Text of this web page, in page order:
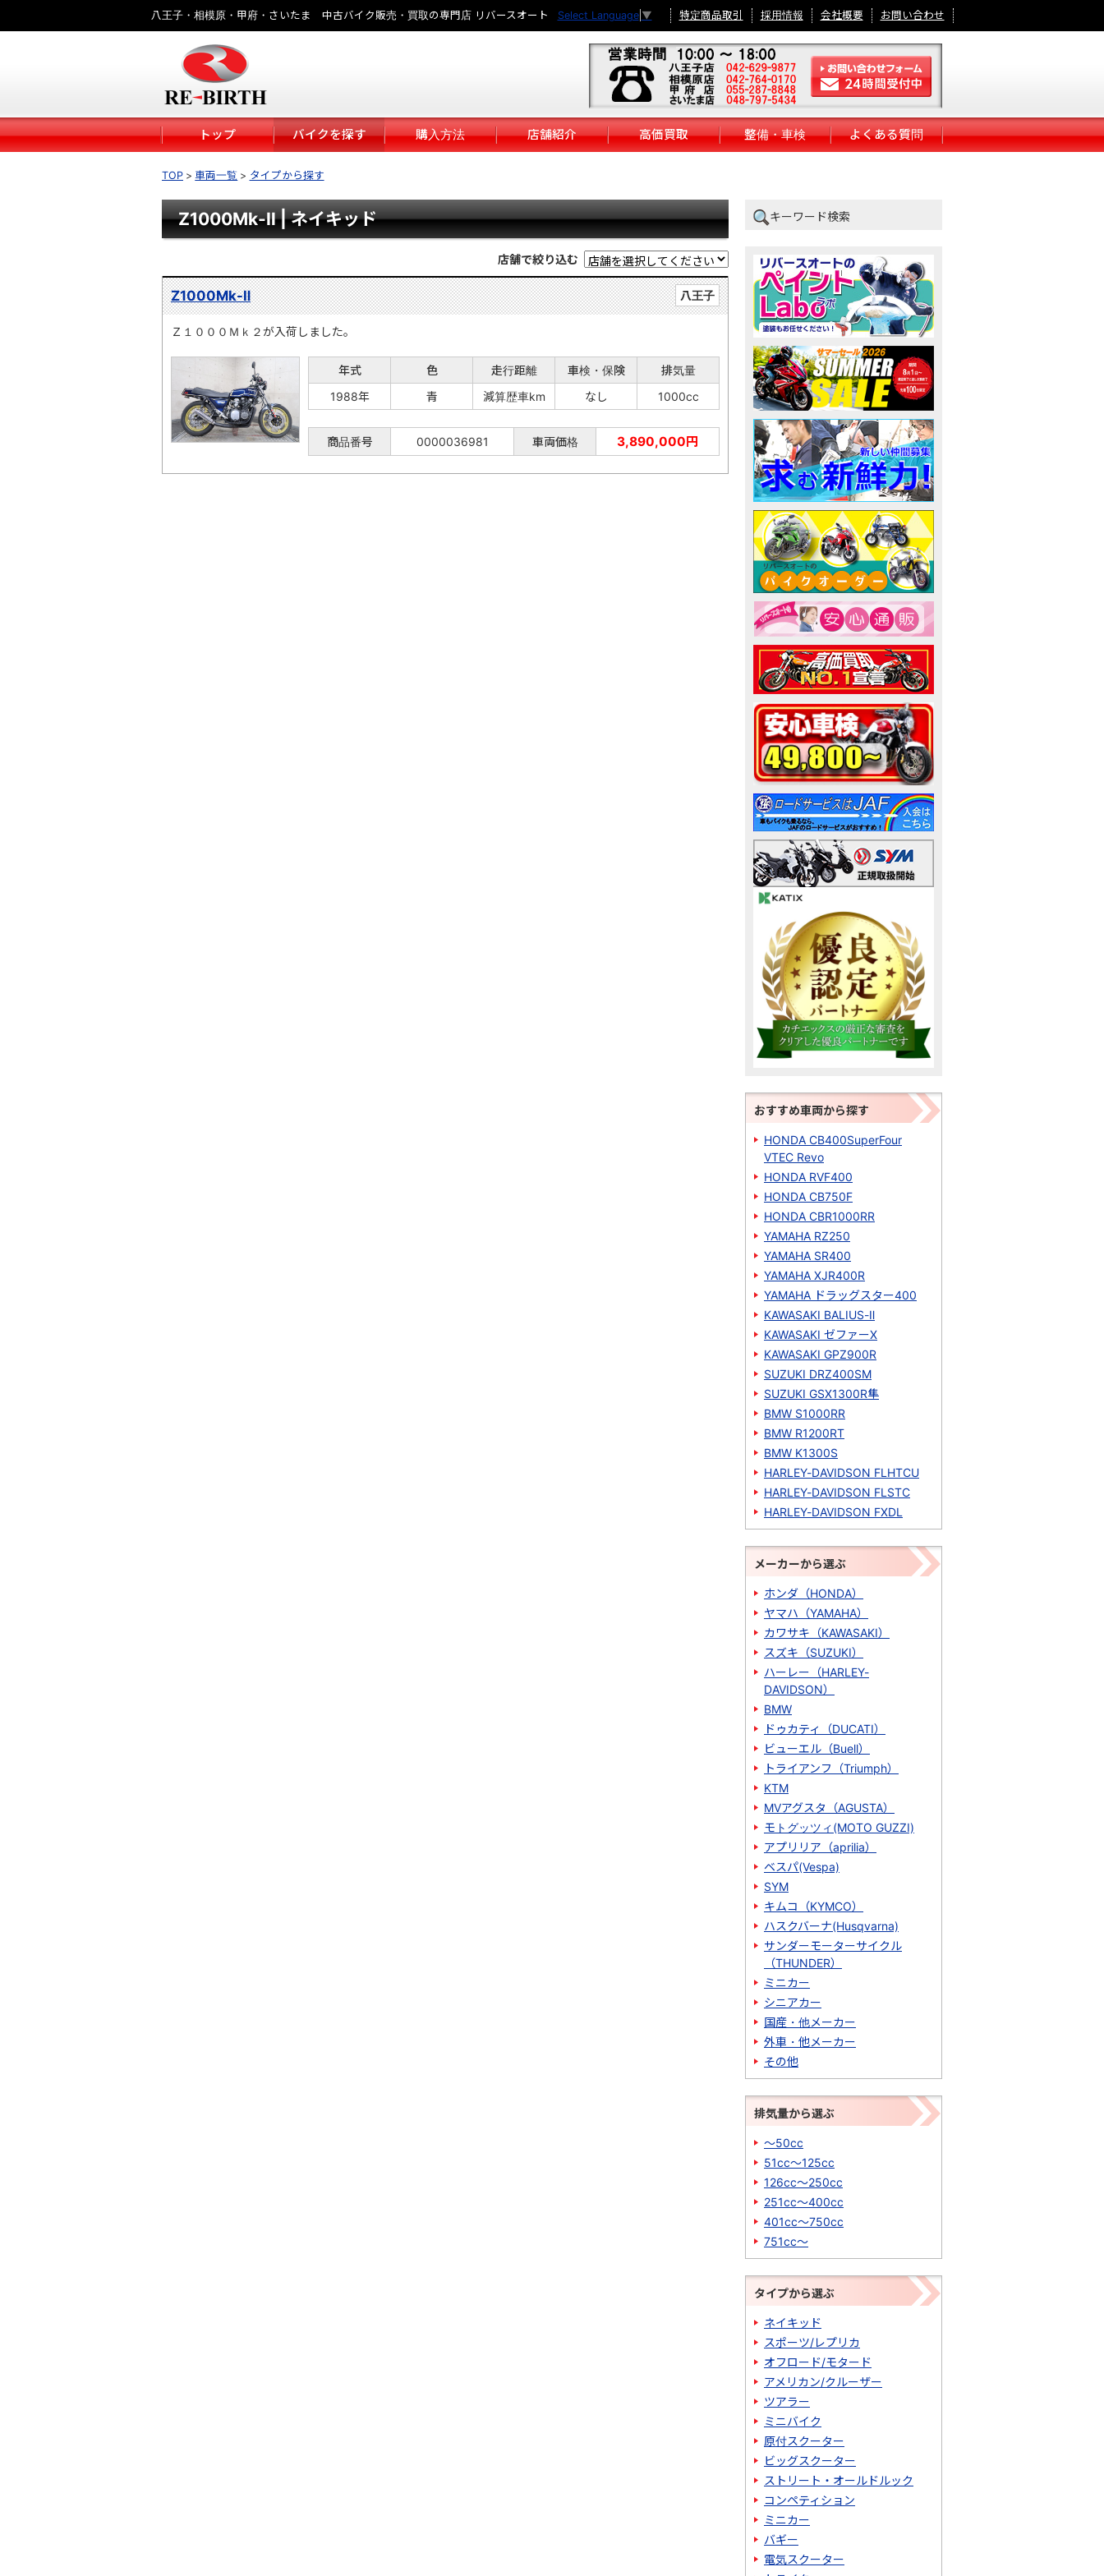
八王子・相模原・甲府・さいたま 中古バイク販売・買取の専門店 リバースオート Select Language ▼ 特定商品取引 採用情報 会社概要 お問い合わせ
トップ バイクを探す 購入方法 店舗紹介 高価買取 整備・車検 よくある質問
TOP 車両一覧 タイプから探す
Z1000Mk-Ⅱ | ネイキッド
店舗で絞り込む
八王子
Z1000Mk-Ⅱ
Ｚ１０００Ｍｋ２が入荷しました。
年式 色 走行距離 車検・保険
排気量
1988年
青 減算歴車km なし 1000cc
商品番号 0000036981 車両価格 3,890,000円
キーワード検索
おすすめ車両から探す
HONDA CB400SuperFour
VTEC Revo
HONDA RVF400
HONDA CB750F
HONDA CBR1000RR
YAMAHA RZ250
YAMAHA SR400
YAMAHA XJR400R
YAMAHA ドラッグスター400
KAWASAKI BALIUS-Ⅱ
KAWASAKI ゼファーΧ
KAWASAKI GPZ900R
SUZUKI DRZ400SM
SUZUKI GSX1300R隼
BMW S1000RR
BMW R1200RT
BMW K1300S
HARLEY-DAVIDSON FLHTCU
HARLEY-DAVIDSON FLSTC
HARLEY-DAVIDSON FXDL
メーカーから選ぶ
ホンダ（HONDA）
ヤマハ（YAMAHA）
カワサキ（KAWASAKI）
スズキ（SUZUKI）
ハーレー（HARLEY-
DAVIDSON）
BMW
ドゥカティ（DUCATI）
ビューエル（Buell）
トライアンフ（Triumph）
KTM
MVアグスタ（AGUSTA）
モトグッツィ(MOTO GUZZI)
アプリリア（aprilia）
ベスパ(Vespa)
SYM
キムコ（KYMCO）
ハスクバーナ(Husqvarna)
サンダーモーターサイクル
（THUNDER）
ミニカー
シニアカー
国産・他メーカー
外車・他メーカー
その他
排気量から選ぶ
～50cc
51cc～125cc
126cc～250cc
251cc～400cc
401cc～750cc
751cc～
タイプから選ぶ
ネイキッド
スポーツ/レプリカ
オフロード/モタード
アメリカン/クルーザー
ツアラー
ミニバイク
原付スクーター
ビッグスクーター
ストリート・オールドルック
コンペティション
ミニカー
バギー
電気スクーター